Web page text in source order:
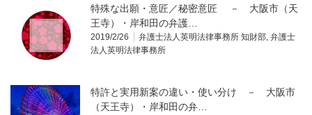
特殊な出願・意匠／秘密意匠 － 大阪市（天
王寺）・岸和田の弁護…
2019/2/26 弁護士法人英明法律事務所 知財部, 弁護士
法人英明法律事務所
特許と実用新案の違い・使い分け － 大阪市
（天王寺）・岸和田の弁…